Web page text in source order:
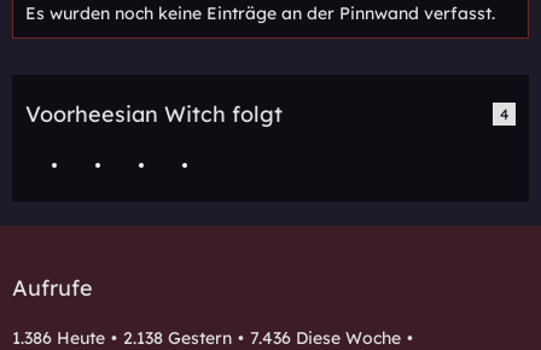
Es wurden noch keine Einträge an der Pinnwand verfasst.
Voorheesian Witch folgt 4
Aufrufe
1.386 Heute 2.138 Gestern
7.436 Diese Woche